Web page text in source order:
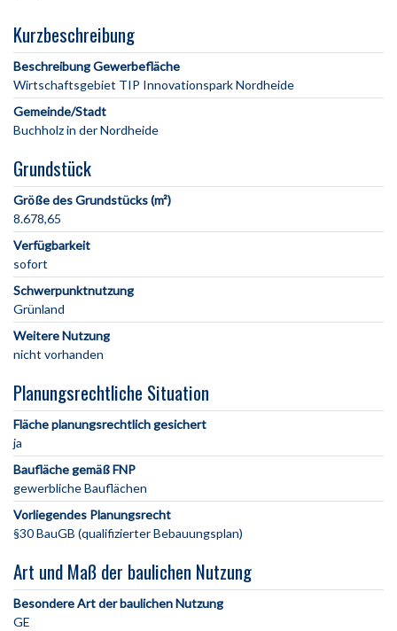
Kurzbeschreibung
Beschreibung Gewerbefläche
Gemeinde/Stadt
Grundstück
Größe des Grundstücks (m²)
8.678,65
Verfügbarkeit
sofort
Schwerpunktnutzung
Grünland
Weitere Nutzung
nicht vorhanden
Planungsrechtliche Situation
Fläche planungsrechtlich gesichert
ja
Baufläche gemäß FNP
gewerbliche Bauflächen
Vorliegendes Planungsrecht
§30 BauGB (qualifizierter Bebauungsplan)
Art und Maß der baulichen Nutzung
Besondere Art der baulichen Nutzung
GE